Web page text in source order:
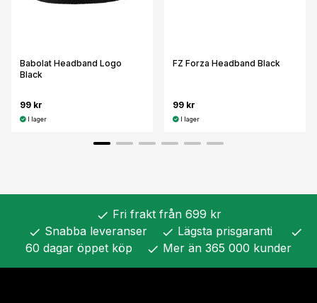
Babolat Headband Logo
Black
99 kr
I lager
FZ Forza Headband Black
99 kr
I lager
check Fri frakt från 699 kr
check Snabba leveranser check Lägsta prisgaranti check
60 dagar öppet köp check Mer än 365 000 kunder